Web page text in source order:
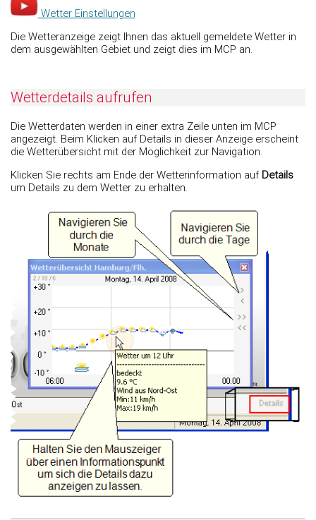
Wetter Einstellungen
Die Wetteranzeige zeigt Ihnen das aktuell gemeldete Wetter in
dem ausgewählten Gebiet und zeigt dies im MCP an.
Wetterdetails aufrufen
Die Wetterdaten werden in einer extra Zeile unten im MCP
angezeigt. Beim Klicken auf Details in dieser Anzeige erscheint
die Wetterübersicht mit der Möglichkeit zur Navigation.
Klicken Sie rechts am Ende der Wetterinformation auf Details
um Details zu dem Wetter zu erhalten.